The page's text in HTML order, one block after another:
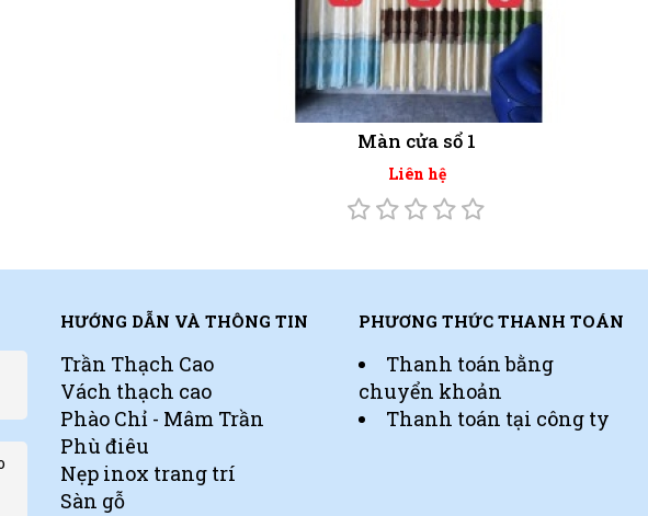
Màn cửa sổ 1
Liên hệ
HƯỚNG DẪN VÀ THÔNG TIN
Trần Thạch Cao
Vách thạch cao
Phào Chỉ - Mâm Trần
Phù điêu
Nẹp inox trang trí
Sàn gỗ
PHƯƠNG THỨC THANH TOÁN
Thanh toán bằng
chuyển khoản
Thanh toán tại công ty